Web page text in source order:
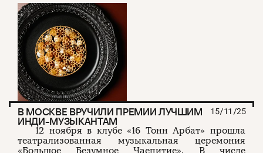
В МОСКВЕ ВРУЧИЛИ ПРЕМИИ ЛУЧШИМ
ИНДИ-МУЗЫКАНТАМ
15/11/25
12 ноября в клубе «16 Тонн Арбат» прошла
театрализованная музыкальная церемония
«Большое Безумное Чаепитие». В числе